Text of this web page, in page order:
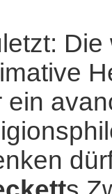
Die
ein